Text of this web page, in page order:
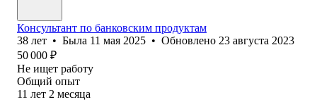
Консультант по банковским продуктам
38 лет • Была 11 мая 2025 • Обновлено 23 августа 2023
50 000 ₽
Не ищет работу
Общий опыт
11 лет 2 месяца